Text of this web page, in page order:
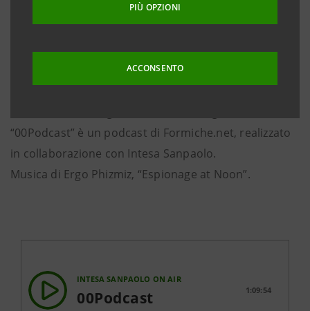
PIÙ OPZIONI
ACCONSENTO
giornalista di Formiche.net, ci scorterà “sotto
copertura” in un viaggio nel mondo dello spionaggio
internazionale, scoprendo di puntata in puntata le
spie le cui gesta sono passate alla storia attraverso il
“00Podcast” è un podcast di Formiche.net, realizzato
in collaborazione con Intesa Sanpaolo.
Musica di Ergo Phizmiz, “Espionage at Noon”.
INTESA SANPAOLO ON AIR
00Podcast 1:09:54